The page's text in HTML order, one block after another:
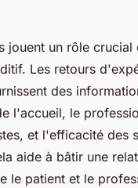
jouent un rôle crucial
Les retours
des
l'accueil, le
et l'efficacité des
aide à bâtir une
le patient et le